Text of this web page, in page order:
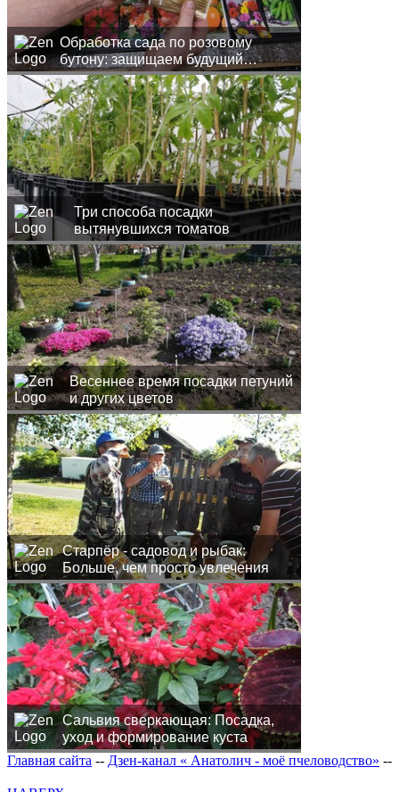
Обработка сада по розовому
бутону: защищаем будущий
урожай
Три способа посадки
вытянувшихся томатов
Весеннее время посадки петуний
и других цветов
Старпёр - садовод и рыбак:
Больше, чем просто увлечения
Сальвия сверкающая: Посадка,
уход и формирование куста
Главная сайта -- Дзен-канал « Анатолич - моё пчеловодство» --